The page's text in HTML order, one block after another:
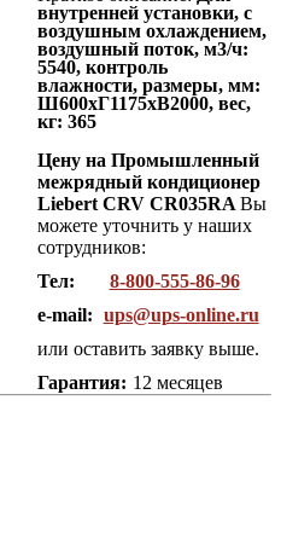
внутренней установки, с
воздушным охлаждением,
воздушный поток, м3/ч:
5540, контроль
влажности, размеры, мм:
Ш600хГ1175хВ2000, вес,
кг: 365
Цену на Промышленный
межрядный кондиционер
Liebert CRV CR035RA Вы
можете уточнить у наших
сотрудников:
Тел:
8-800-555-86-96
e-mail: ups@ups-online.ru
или оставить заявку выше.
Гарантия: 12 месяцев